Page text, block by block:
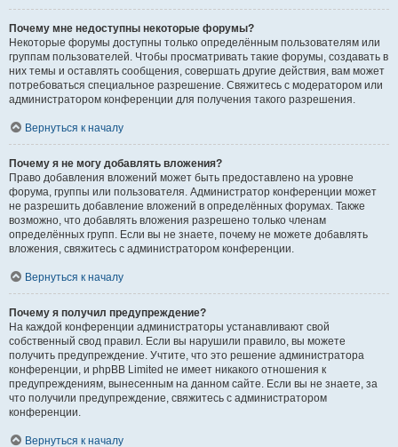
Почему мне недоступны некоторые форумы?
Некоторые форумы доступны только определённым пользователям или
группам пользователей. Чтобы просматривать такие форумы, создавать в
них темы и оставлять сообщения, совершать другие действия, вам может
потребоваться специальное разрешение. Свяжитесь с модератором или
администратором конференции для получения такого разрешения.
Вернуться к началу
Почему я не могу добавлять вложения?
Право добавления вложений может быть предоставлено на уровне
форума, группы или пользователя. Администратор конференции может
не разрешить добавление вложений в определённых форумах. Также
возможно, что добавлять вложения разрешено только членам
определённых групп. Если вы не знаете, почему не можете добавлять
вложения, свяжитесь с администратором конференции.
Вернуться к началу
Почему я получил предупреждение?
На каждой конференции администраторы устанавливают свой
собственный свод правил. Если вы нарушили правило, вы можете
получить предупреждение. Учтите, что это решение администратора
конференции, и phpBB Limited не имеет никакого отношения к
предупреждениям, вынесенным на данном сайте. Если вы не знаете, за
что получили предупреждение, свяжитесь с администратором
конференции.
Вернуться к началу